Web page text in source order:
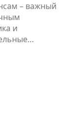
– важный
и
с учетом
сферу